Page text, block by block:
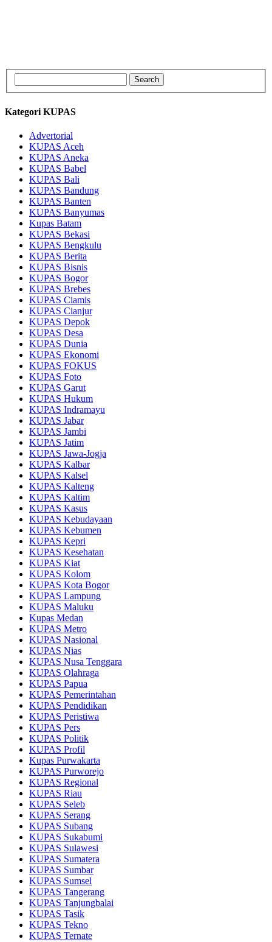
Kategori KUPAS
Advertorial
KUPAS Aceh
KUPAS Aneka
KUPAS Babel
KUPAS Bali
KUPAS Bandung
KUPAS Banten
KUPAS Banyumas
Kupas Batam
KUPAS Bekasi
KUPAS Bengkulu
KUPAS Berita
KUPAS Bisnis
KUPAS Bogor
KUPAS Brebes
KUPAS Ciamis
KUPAS Cianjur
KUPAS Depok
KUPAS Desa
KUPAS Dunia
KUPAS Ekonomi
KUPAS FOKUS
KUPAS Foto
KUPAS Garut
KUPAS Hukum
KUPAS Indramayu
KUPAS Jabar
KUPAS Jambi
KUPAS Jatim
KUPAS Jawa-Jogja
KUPAS Kalbar
KUPAS Kalsel
KUPAS Kalteng
KUPAS Kaltim
KUPAS Kasus
KUPAS Kebudayaan
KUPAS Kebumen
KUPAS Kepri
KUPAS Kesehatan
KUPAS Kiat
KUPAS Kolom
KUPAS Kota Bogor
KUPAS Lampung
KUPAS Maluku
Kupas Medan
KUPAS Metro
KUPAS Nasional
KUPAS Nias
KUPAS Nusa Tenggara
KUPAS Olahraga
KUPAS Papua
KUPAS Pemerintahan
KUPAS Pendidikan
KUPAS Peristiwa
KUPAS Pers
KUPAS Politik
KUPAS Profil
Kupas Purwakarta
KUPAS Purworejo
KUPAS Regional
KUPAS Riau
KUPAS Seleb
KUPAS Serang
KUPAS Subang
KUPAS Sukabumi
KUPAS Sulawesi
KUPAS Sumatera
KUPAS Sumbar
KUPAS Sumsel
KUPAS Tangerang
KUPAS Tanjungbalai
KUPAS Tasik
KUPAS Tekno
KUPAS Ternate